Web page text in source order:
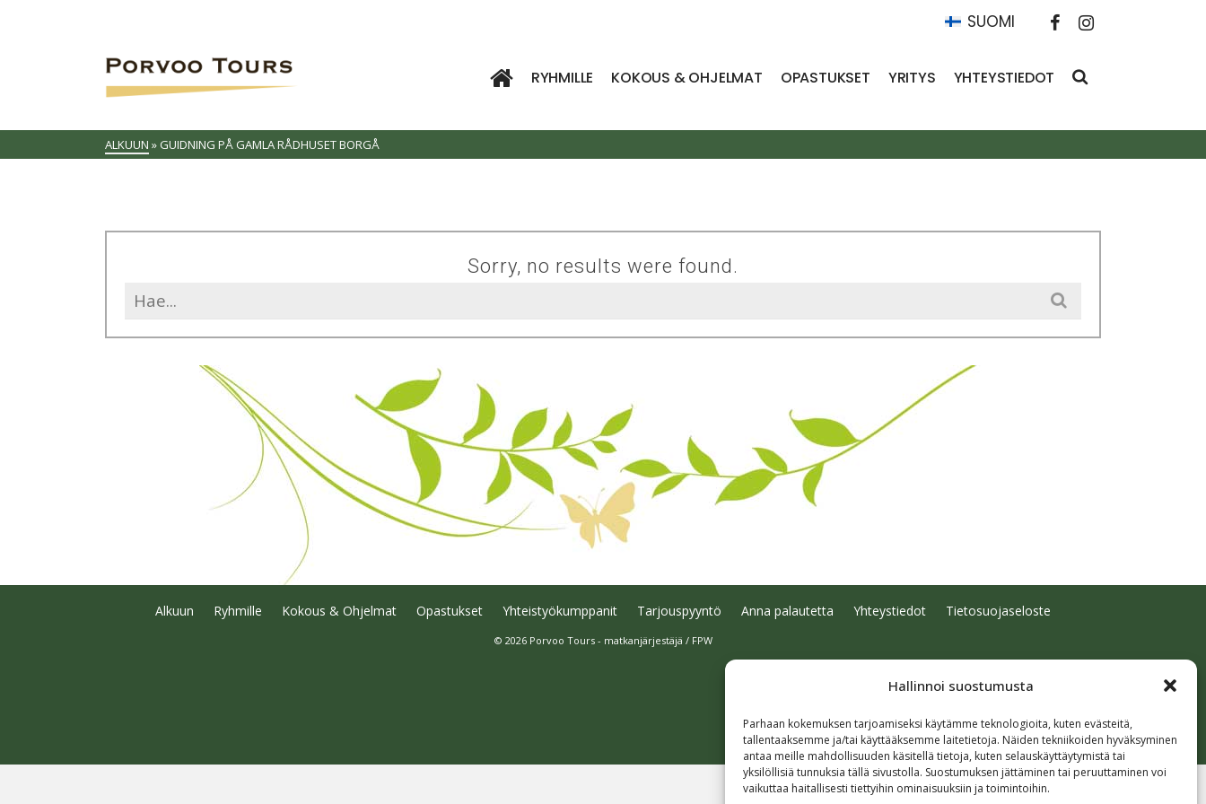
Hallinnoi suostumusta
Parhaan kokemuksen tarjoamiseksi käytämme teknologioita, kuten evästeitä,
tallentaaksemme ja/tai käyttääksemme laitetietoja. Näiden tekniikoiden hyväksyminen
antaa meille mahdollisuuden käsitellä tietoja, kuten selauskäyttäytymistä tai
yksilöllisiä tunnuksia tällä sivustolla. Suostumuksen jättäminen tai peruuttaminen voi
vaikuttaa haitallisesti tiettyihin ominaisuuksiin ja toimintoihin.
SUOMI
RYHMILLE KOKOUS & OHJELMAT OPASTUKSET YRITYS YHTEYSTIEDOT
ALKUUN » GUIDNING PÅ GAMLA RÅDHUSET BORGÅ
Sorry, no results were found.
Search
for:
Alkuun Ryhmille Kokous & Ohjelmat Opastukset Yhteistyökumppanit Tarjouspyyntö Anna palautetta Yhteystiedot Tietosuojaseloste
© 2026 Porvoo Tours - matkanjärjestäjä / FPW